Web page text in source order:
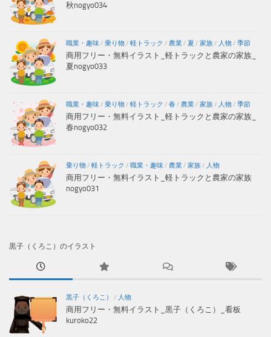
秋nogyo034
職業・趣味/ 乗り物/ 軽トラック / 農業/ 夏 / 家族/ 人物/ 季節
商用フリー・無料イラスト_軽トラックと農家の家族_
夏nogyo033
職業・趣味/ 乗り物/ 軽トラック / 春/ 農業/ 家族/ 人物/ 季節
商用フリー・無料イラスト_軽トラックと農家の家族_
春nogyo032
乗り物/ 軽トラック / 職業・趣味/ 農業/ 家族/ 人物
商用フリー・無料イラスト_軽トラックと農家の家族
nogyo031
黒子（くろこ）のイラスト
黒子（くろこ） / 人物
商用フリー・無料イラスト_黒子（くろこ）_看板
kuroko22